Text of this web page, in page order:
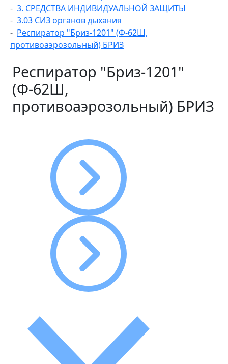
3. СРЕДСТВА ИНДИВИДУАЛЬНОЙ ЗАЩИТЫ
3.03 СИЗ органов дыхания
Респиратор "Бриз-1201" (Ф-62Ш,
противоаэрозольный) БРИЗ
Респиратор "Бриз-1201"
(Ф-62Ш,
противоаэрозольный) БРИЗ